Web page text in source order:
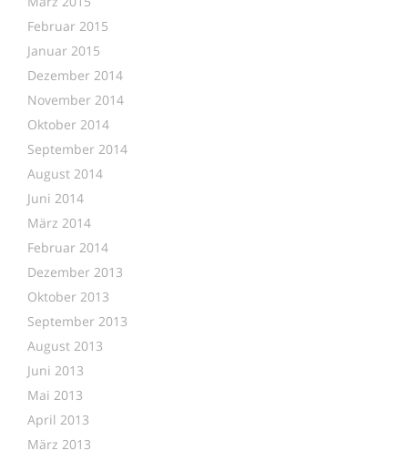
Februar 2015
Januar 2015
Dezember 2014
November 2014
Oktober 2014
September 2014
August 2014
Juni 2014
März 2014
Februar 2014
Dezember 2013
Oktober 2013
September 2013
August 2013
Juni 2013
Mai 2013
April 2013
März 2013